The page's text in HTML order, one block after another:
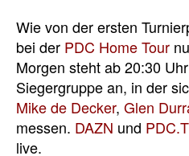
Wie von der ersten
bei der PDC Home Tour
Morgen steht ab 20:30
Siegergruppe an, in der
Mike de Decker, Glen
messen. DAZN und
live.